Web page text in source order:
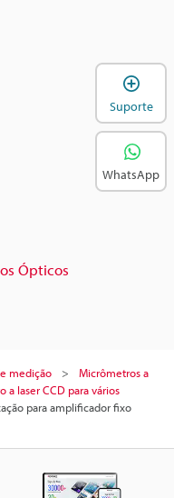
Ópticos
medição
Micrômetros a
a laser CCD para vários
para amplificador fixo
Suporte
WhatsApp